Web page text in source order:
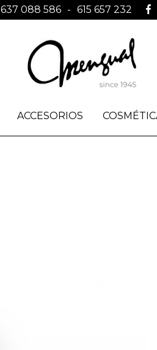
637 088 586 - 615 657 232
ACCESORIOS